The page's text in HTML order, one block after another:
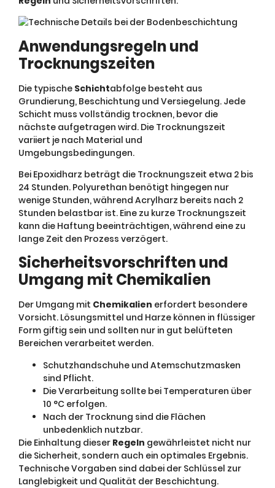
Anwendungsregeln und
Trocknungszeiten
Die typische Schichtabfolge besteht aus
Grundierung, Beschichtung und Versiegelung. Jede
Schicht muss vollständig trocknen, bevor die
nächste aufgetragen wird. Die Trocknungszeit
variiert je nach Material und
Umgebungsbedingungen.
Bei Epoxidharz beträgt die Trocknungszeit etwa 2 bis
24 Stunden. Polyurethan benötigt hingegen nur
wenige Stunden, während Acrylharz bereits nach 2
Stunden belastbar ist. Eine zu kurze Trocknungszeit
kann die Haftung beeinträchtigen, während eine zu
lange Zeit den Prozess verzögert.
Sicherheitsvorschriften und
Umgang mit Chemikalien
Der Umgang mit Chemikalien erfordert besondere
Vorsicht. Lösungsmittel und Harze können in flüssiger
Form giftig sein und sollten nur in gut belüfteten
Bereichen verarbeitet werden.
Schutzhandschuhe und Atemschutzmasken
sind Pflicht.
Die Verarbeitung sollte bei Temperaturen über
10 °C erfolgen.
Nach der Trocknung sind die Flächen
unbedenklich nutzbar.
Die Einhaltung dieser Regeln gewährleistet nicht nur
die Sicherheit, sondern auch ein optimales Ergebnis.
Technische Vorgaben sind dabei der Schlüssel zur
Langlebigkeit und Qualität der Beschichtung.